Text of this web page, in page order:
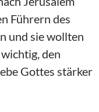
Führern des
und sie wollten
den
Gottes stärker